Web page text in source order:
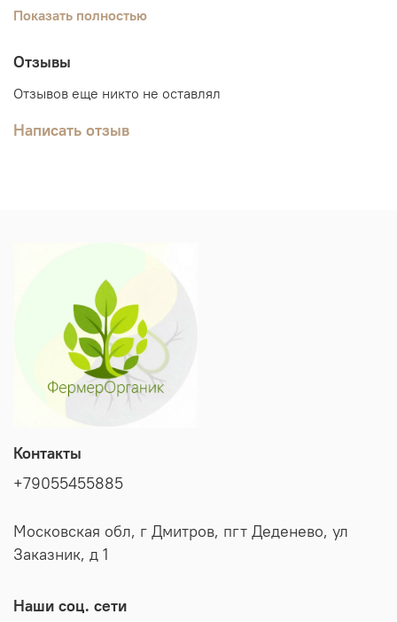
сохраняет сочность и плотность вплоть до появления
Основные характеристики сорта «Валентина F1»:
Срок созревания:
полных всходов).
Масса кочана:
очень тяжелые и твердые («каменные»), с тонкой
Высокий иммунитет к фузариозному увяданию, а также
устойчивость к внутреннему некрозу и точечному
некрозу при хранении. После нескольких месяцев
хранения листья становятся еще более сладкими и
хрустящими, исчезает легкая горчинка. Кочаны
хранятся до июня–июля, не теряя своих вкусовых и
товарных качеств.
Показать полностью
Отзывы
Отзывов еще никто не оставлял
Написать отзыв
Контакты
+79055455885
Московская обл, г Дмитров, пгт Деденево, ул
Заказник, д 1
Наши соц. сети